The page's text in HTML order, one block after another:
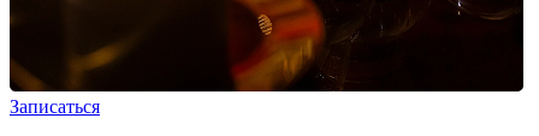
Записаться